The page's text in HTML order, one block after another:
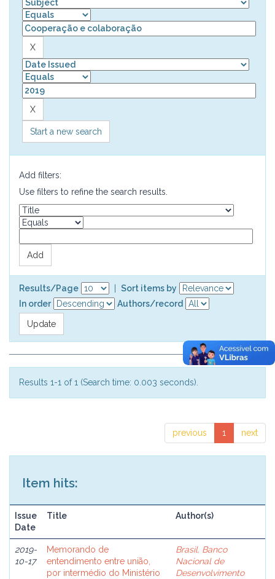
Start a new search
Add filters:
Use filters to refine the search results.
Results/Page
Sort items by
In order
Authors/record
Results 1-1 of 1 (Search time: 0.003 seconds).
previous 1 next
Item hits:
Issue
Date
Title Author(s)
2019-
10-17
Memorando de
entendimento entre união,
por intermédio do Ministério
Brasil. Banco
Nacional de
Desenvolvimento